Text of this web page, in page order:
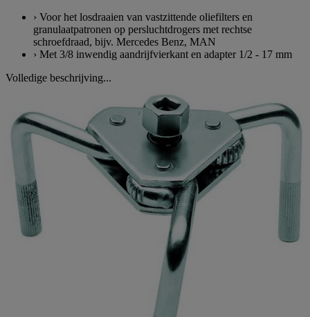
› Voor het losdraaien van vastzittende oliefilters en
granulaatpatronen op persluchtdrogers met rechtse
schroefdraad, bijv. Mercedes Benz, MAN
› Met 3/8 inwendig aandrijfvierkant en adapter 1/2 - 17 mm
Volledige beschrijving...